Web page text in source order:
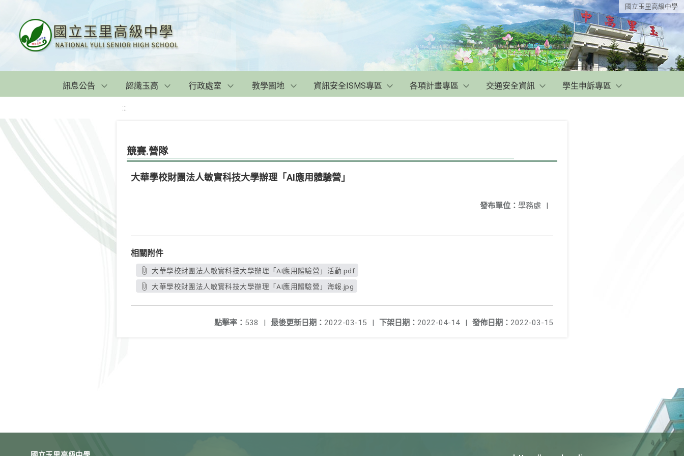
國立玉里高級中學
訊息公告 認識玉高 行政處室 教學園地 資訊安全ISMS專區 各項計畫專區 交通安全資訊 學生申訴專區
:::
競賽.營隊
大華學校財團法人敏實科技大學辦理「AI應用體驗營」
發布單位： 學務處 |
相關附件
大華學校財團法人敏實科技大學辦理「AI應用體驗營」活動.pdf
大華學校財團法人敏實科技大學辦理「AI應用體驗營」海報.jpg
發佈日期： 2022-03-15
下架日期： 2022-04-14 |
最後更新日期： 2022-03-15 |
點擊率： 538 |